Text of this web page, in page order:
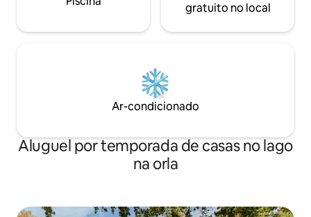
gratuito no local
Ar-condicionado
Aluguel por temporada de casas no lago
na orla